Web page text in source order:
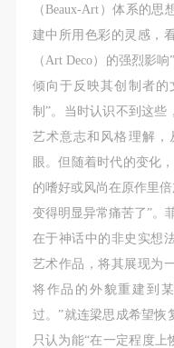
（Beaux-Art）体系的
建中所用色彩的灵感，
（Art Deco）的强烈影
倾向于反映其创制者的
制”。当时认识不到这些
艺术意志和风格理解，
眼。但随着时代的变化
的嗜好或风尚在原作里
变得明显异常痛苦了”。
在于神话中的非史实想
艺术作品，将其展现为
将作品的外貌重建到
过。”就连梁思成希望恢
只认为能“在一定程度上